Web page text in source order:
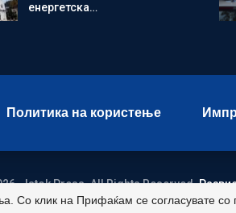
енергетска…
Политика на користење
- Istok Press. All Rights Reserved.
Со клик на Прифаќам се согласувате со